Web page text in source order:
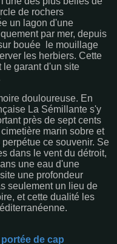
de rochers
un lagon d'une
par mer, depuis
bouée le mouillage
les herbiers. Cette
le garant d'un site
douloureuse. En
La Sémillante s'y
près de sept cents
marin sobre et
ce souvenir. Se
dans le vent du détroit,
une eau d'une
une profondeur
seulement un lieu de
et cette dualité les
de cap